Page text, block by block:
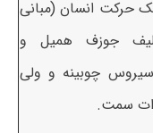
حرکت انسان (مبانی
جوزف همیل و
سیروس چوبینه و ولی
سمت.